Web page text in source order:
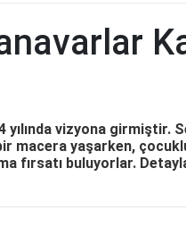
yılında vizyona girmiştir.
macera yaşarken,
fırsatı buluyorlar.